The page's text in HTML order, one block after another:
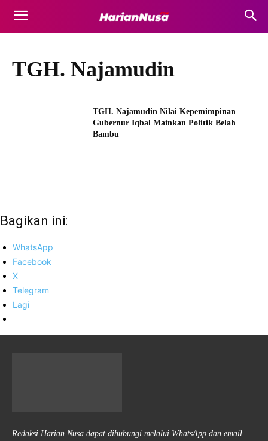
TGH. Najamudin
TGH. Najamudin Nilai Kepemimpinan
Gubernur Iqbal Mainkan Politik Belah
Bambu
Bagikan ini:
WhatsApp
Facebook
X
Telegram
Lagi
Redaksi Harian Nusa dapat dihubungi melalui WhatsApp dan email